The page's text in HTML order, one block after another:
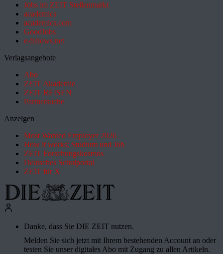
Jobs im ZEIT Stellenmarkt
academics
academics.com
GoodJobs
e-fellows.net
Verlagsangebote
Abo
ZEIT Akademie
ZEIT REISEN
Partnersuche
Anzeigen
Most Wanted Employer 2026
How it works: Studium und Job
ZEIT Forschungskosmos
Deutsches Schulportal
ZEIT für X
Danke, dass Sie DIE ZEIT nutzen.
Melden Sie sich jetzt mit Ihrem bestehenden Account an oder
testen Sie unser digitales Abo mit Zugang zu allen Artikeln.